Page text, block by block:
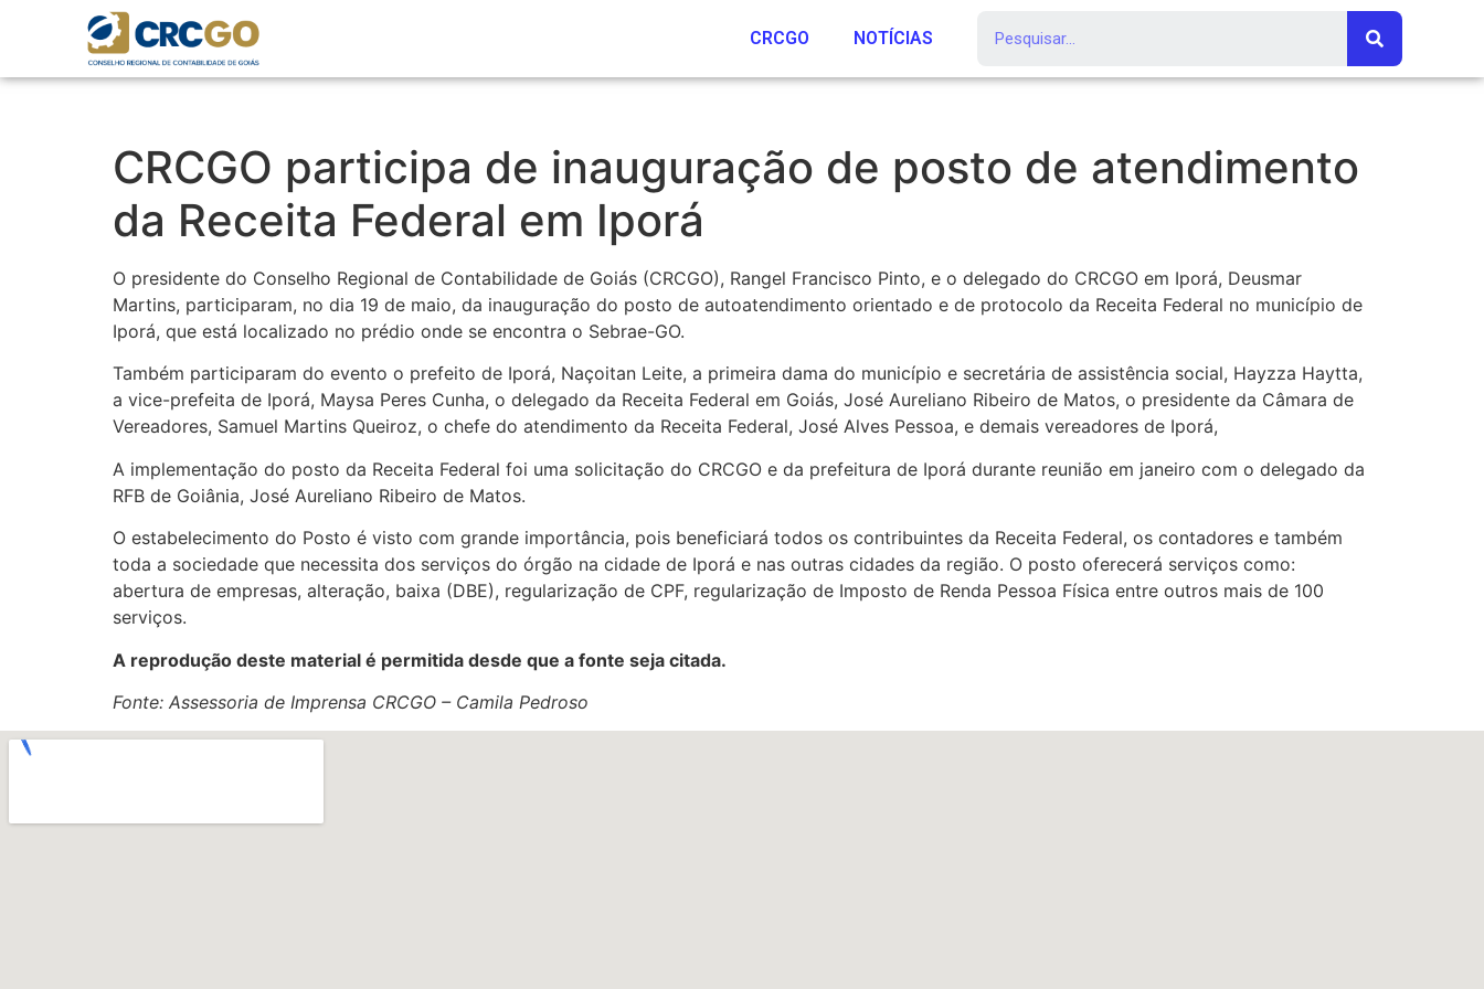
CRCGO NOTÍCIAS
CRCGO participa de inauguração de posto de atendimento
da Receita Federal em Iporá
O presidente do Conselho Regional de Contabilidade de Goiás (CRCGO), Rangel Francisco Pinto, e o delegado do CRCGO em Iporá, Deusmar
Martins, participaram, no dia 19 de maio, da inauguração do posto de autoatendimento orientado e de protocolo da Receita Federal no município de
Iporá, que está localizado no prédio onde se encontra o Sebrae-GO.
Também participaram do evento o prefeito de Iporá, Naçoitan Leite, a primeira dama do município e secretária de assistência social, Hayzza Haytta,
a vice-prefeita de Iporá, Maysa Peres Cunha, o delegado da Receita Federal em Goiás, José Aureliano Ribeiro de Matos, o presidente da Câmara de
Vereadores, Samuel Martins Queiroz, o chefe do atendimento da Receita Federal, José Alves Pessoa, e demais vereadores de Iporá,
A implementação do posto da Receita Federal foi uma solicitação do CRCGO e da prefeitura de Iporá durante reunião em janeiro com o delegado da
RFB de Goiânia, José Aureliano Ribeiro de Matos.
O estabelecimento do Posto é visto com grande importância, pois beneficiará todos os contribuintes da Receita Federal, os contadores e também
toda a sociedade que necessita dos serviços do órgão na cidade de Iporá e nas outras cidades da região. O posto oferecerá serviços como:
abertura de empresas, alteração, baixa (DBE), regularização de CPF, regularização de Imposto de Renda Pessoa Física entre outros mais de 100
serviços.
A reprodução deste material é permitida desde que a fonte seja citada.
Fonte: Assessoria de Imprensa CRCGO – Camila Pedroso